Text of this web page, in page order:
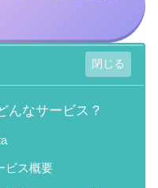
んなサービス？
ビス概要